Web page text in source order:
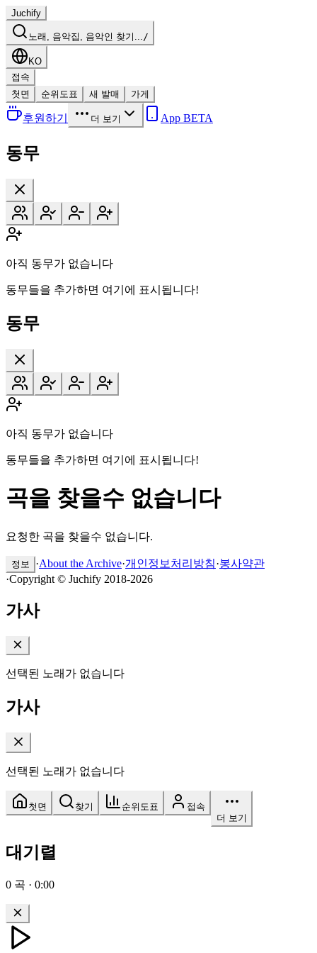
Juchify
노래, 음악집, 음악인 찾기.../
KO
접속
첫면
순위도표 새 발매 가게
후원하기 더 보기 App BETA
동무
아직 동무가 없습니다
동무들을 추가하면 여기에 표시됩니다!
동무
아직 동무가 없습니다
동무들을 추가하면 여기에 표시됩니다!
곡을 찾을수 없습니다
요청한 곡을 찾을수 없습니다.
정보 ·About the Archive·개인정보처리방침·봉사약관
·Copyright © Juchify 2018-2026
가사
선택된 노래가 없습니다
가사
선택된 노래가 없습니다
첫면 찾기 순위도표
접속
더 보기
대기렬
0 곡 · 0:00